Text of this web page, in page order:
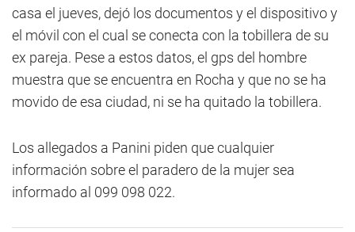
casa el jueves, dejó los documentos y el dispositivo y
el móvil con el cual se conecta con la tobillera de su
ex pareja. Pese a estos datos, el gps del hombre
muestra que se encuentra en Rocha y que no se ha
movido de esa ciudad, ni se ha quitado la tobillera.
Los allegados a Panini piden que cualquier
información sobre el paradero de la mujer sea
informado al 099 098 022.